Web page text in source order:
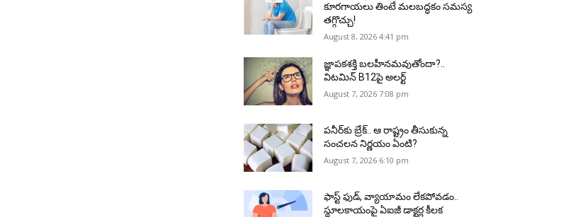
కూరగాయలు తింటే మలబద్ధకం సమస్య
తగ్గొచ్చు!
August 8, 2026 4:41 pm
జ్ఞాపకశక్తి బలహీనమవుతోందా?..
విటమిన్ B12పై అలర్ట్
August 7, 2026 7:08 pm
పనీర్‌కు బ్రేక్.. ఆ రాష్ట్రం తీసుకున్న
సంచలన నిర్ణయం ఏంటి?
August 7, 2026 6:10 pm
ఫాస్ట్ ఫుడ్, వ్యాయామం లేకపోవడం..
స్థూలకాయంపై ఏఐజీ డాక్టర్ల కీలక